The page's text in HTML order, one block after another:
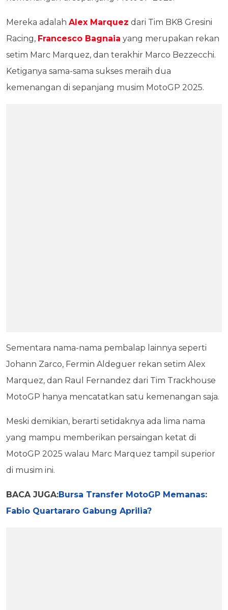
Mereka adalah Alex Marquez dari Tim BK8 Gresini
Racing, Francesco Bagnaia yang merupakan rekan
setim Marc Marquez, dan terakhir Marco Bezzecchi.
Ketiganya sama-sama sukses meraih dua
kemenangan di sepanjang musim MotoGP 2025.
Sementara nama-nama pembalap lainnya seperti
Johann Zarco, Fermin Aldeguer rekan setim Alex
Marquez, dan Raul Fernandez dari Tim Trackhouse
MotoGP hanya mencatatkan satu kemenangan saja.
Meski demikian, berarti setidaknya ada lima nama
yang mampu memberikan persaingan ketat di
MotoGP 2025 walau Marc Marquez tampil superior
di musim ini.
BACA JUGA:Bursa Transfer MotoGP Memanas:
Fabio Quartararo Gabung Aprilia?